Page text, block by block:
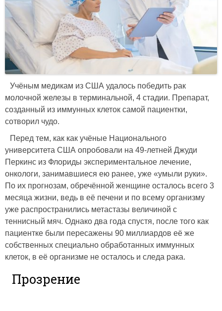
Учёным медикам из США удалось победить рак
молочной железы в терминальной, 4 стадии. Препарат,
созданный из иммунных клеток самой пациентки,
сотворил чудо.
Перед тем, как как учёные Национального
университета США опробовали на 49‑летней Джуди
Перкинс из Флориды экспериментальное лечение,
онкологи, занимавшиеся ею ранее, уже «умыли руки».
По их прогнозам, обречённой женщине осталось всего 3
месяца жизни, ведь в её печени и по всему организму
уже распространились метастазы величиной с
теннисный мяч. Однако два года спустя, после того как
пациентке были пересажены 90 миллиардов её же
собственных специально обработанных иммунных
клеток, в её организме не осталось и следа рака.
Прозрение